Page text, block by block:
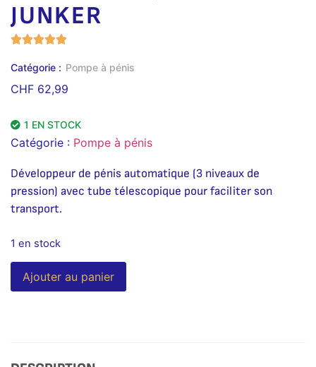
JUNKER
Catégorie : Pompe à pénis
CHF 62,99
1 EN STOCK
Catégorie : Pompe à pénis
Développeur de pénis automatique (3 niveaux de
pression) avec tube télescopique pour faciliter son
transport.
1 en stock
Ajouter au panier